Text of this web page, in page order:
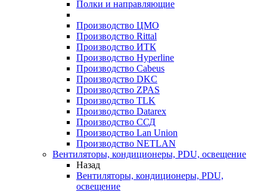
Полки и направляющие
Производство ЦМО
Производство Rittal
Производство ИТК
Производство Hyperline
Производство Cabeus
Производство DKC
Производство ZPAS
Производство TLK
Производство Datarex
Производство ССД
Производство Lan Union
Производство NETLAN
Вентиляторы, кондиционеры, PDU, освещение
Назад
Вентиляторы, кондиционеры, PDU,
освещение